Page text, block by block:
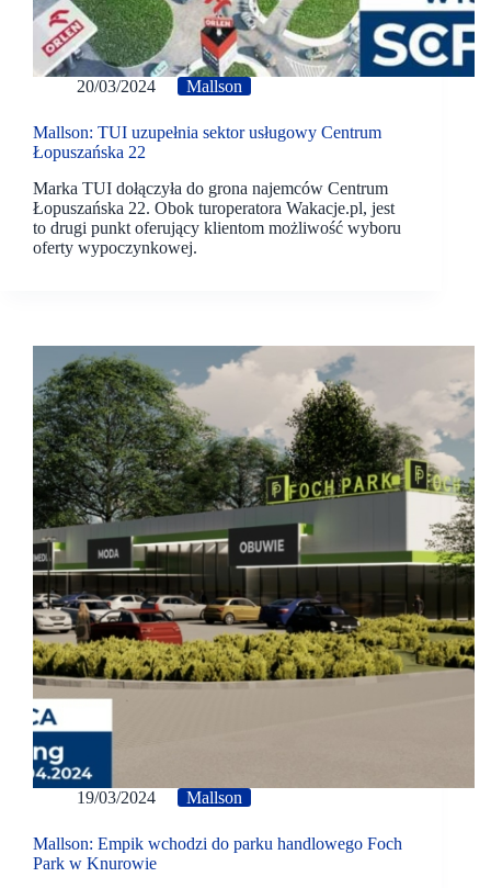
20/03/2024 Mallson
Mallson: TUI uzupełnia sektor usługowy Centrum
Łopuszańska 22
Marka TUI dołączyła do grona najemców Centrum
Łopuszańska 22. Obok turoperatora Wakacje.pl, jest
to drugi punkt oferujący klientom możliwość wyboru
oferty wypoczynkowej.
19/03/2024 Mallson
Mallson: Empik wchodzi do parku handlowego Foch
Park w Knurowie